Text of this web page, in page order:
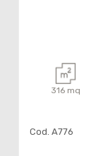
316 mq
Cod. A776